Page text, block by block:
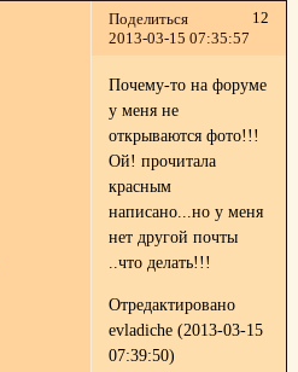
Поделиться
12
2013-03-15 07:35:57
Почему-то на форуме
у меня не
открываются фото!!!
Ой! прочитала
красным
написано...но у меня
нет другой почты
..что делать!!!
Отредактировано
evladiche (2013-03-15
07:39:50)